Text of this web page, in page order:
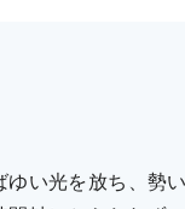
い光を放ち、勢